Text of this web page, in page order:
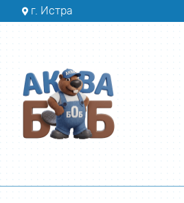
г. Истра